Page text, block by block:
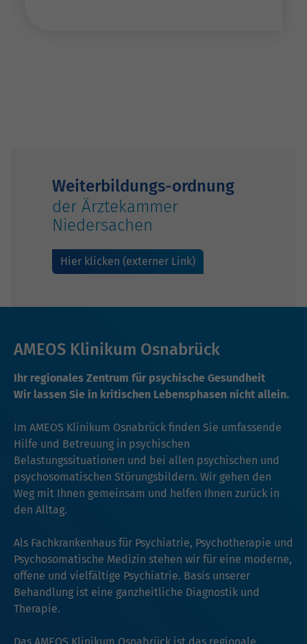
Weiterbildungs-ordnung
der Ärztekammer
Niedersachen
Hier klicken (externer Link)
AMEOS Klinikum Osnabrück
Ihr regionales Zentrum für psychische Gesundheit
Wir lassen Sie in kritischen Lebensphasen nicht allein.
Im AMEOS Klinikum Osnabrück finden Sie umfassende
Hilfe und Betreuung in psychischen
Belastungssituationen und bei allen psychischen und
psychosomatischen Störungsbildern. Wir gehen den
Weg mit Ihnen gemeinsam und helfen Ihnen zurück in
den Alltag.
Als Fachkrankenhaus für Psychiatrie, Psychotherapie und
Psychosomatische Medizin stehen wir für eine moderne,
offene und vielfältige Psychiatrie. Basis unserer
Behandlung ist eine ganzheitliche Diagnostik und
Therapie.